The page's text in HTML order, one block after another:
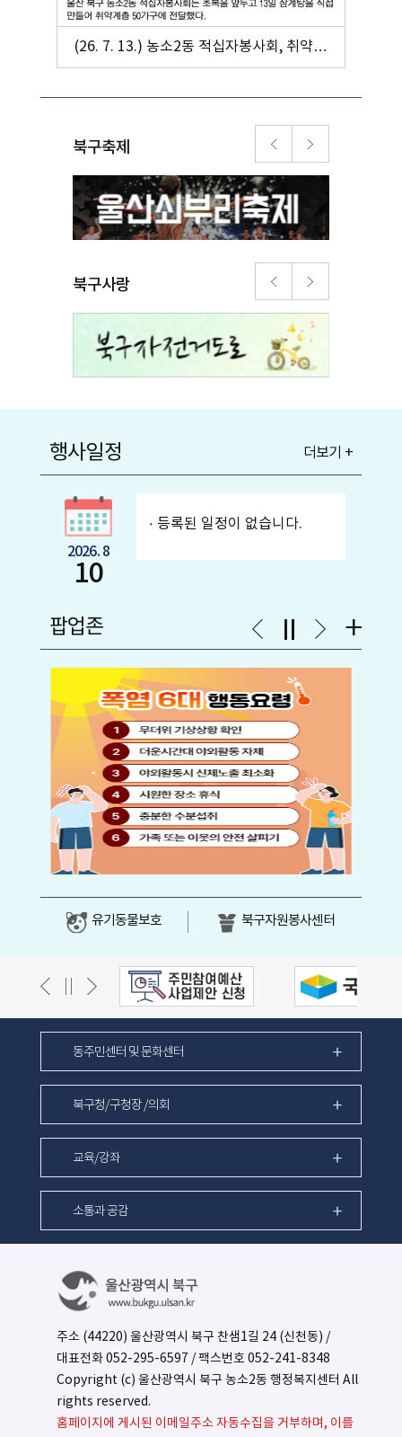
(26. 7. 13.) 농소2동 적십자봉사회, 취약계
북구축제
북구사랑
행사일정 더보기 +
2026. 8
10
등록된 일정이 없습니다.
팝업존
유기동물보호 북구자원봉사센터
동주민센터 및 문화센터
북구청/구청장 /의회
교육/강좌
소통과 공감
주소 (44220) 울산광역시 북구 찬샘1길 24 (신천동) /
대표전화 052-295-6597 / 팩스번호 052-241-8348
Copyright (c) 울산광역시 북구 농소2동 행정복지센터 All
rights reserved.
홈페이지에 게시된 이메일주소 자동수집을 거부하며, 이를